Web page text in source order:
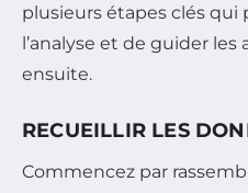
plusieurs étapes clés
l’analyse et de guider
ensuite.
RECUEILLIR LES
Commencez par